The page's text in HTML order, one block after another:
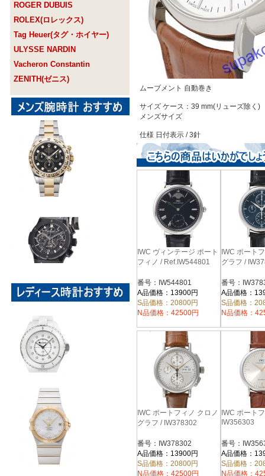
ROGER DUBUIS
ROLEX(ロレックス)
Tag Heuer(タグ・ホイヤー)
ULYSSE NARDIN
Vacheron Constantin
ZENITH(ゼニス)
ムーブメント 自動巻き
サイズ ケース：39 mm(リューズ除く)
メンズサイズ
仕様 日付表示 / 3針
IWC ヴィンテージ ポート
フィノ / Ref.IW544801
番号：IW544801
A品価格：13900円
S品価格：20800円
N品価格：42500円
IWC ポート
グラフ /
番号：
A品価格：
S品価格：
N品価格：
IWC ポートフィノ クロノ
グラフ / IW378302
番号：IW378302
A品価格：13900円
S品価格：20800円
N品価格：42500円
IWC ポート
IW356303
番号：
A品価格：
S品価格：
N品価格：